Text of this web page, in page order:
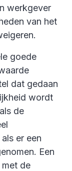
werkgever
van het
goede
dat gedaan
wordt
de
er een
Een
de